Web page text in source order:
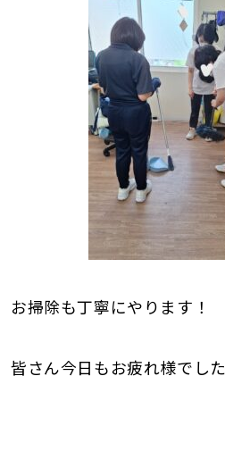
お掃除も丁寧にやります！
皆さん今日もお疲れ様でした